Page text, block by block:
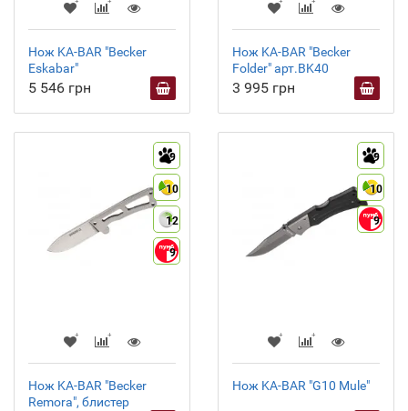
Нож KA-BAR "Becker
Eskabar"
5 546 грн
Нож KA-BAR "Becker
Folder" арт.BK40
3 995 грн
9
10
12
9
Нож KA-BAR "Becker
Remora", блистер
9
10
9
Нож KA-BAR "G10 Mule"